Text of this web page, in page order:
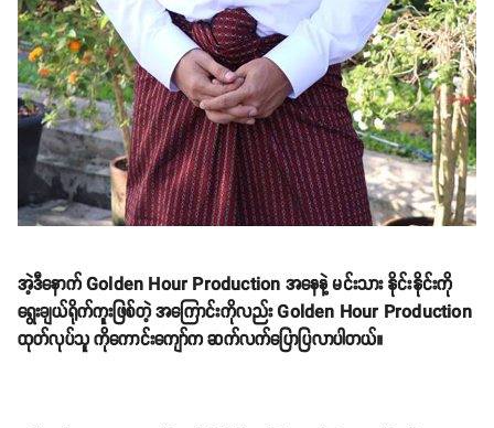
အဲ့ဒီနောက် Golden Hour Production အနေနဲ့ မင်းသား နိုင်းနိုင်းကို
ရွေးချယ်ရိုက်ကူးဖြစ်တဲ့ အကြောင်းကိုလည်း Golden Hour Production
ထုတ်လုပ်သူ ကိုကောင်းကျော်က ဆက်လက်ပြောပြလာပါတယ်။